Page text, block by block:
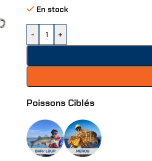
En stock
- +
Poissons Ciblés